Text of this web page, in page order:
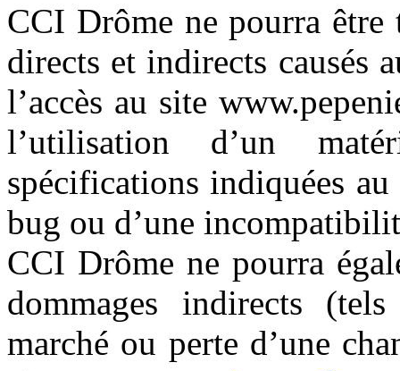
CCI Drôme ne pourra être
directs et indirects causés
l’accès au site
l’utilisation d’un
spécifications indiquées
bug ou d’une
CCI Drôme ne pourra
dommages indirects
marché ou perte d’une